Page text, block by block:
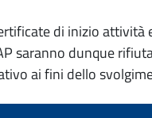
di inizio
saranno dunque
ai fini dello